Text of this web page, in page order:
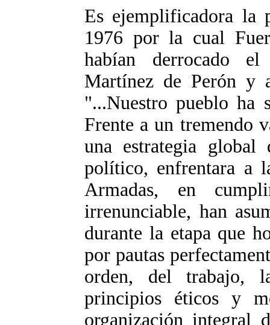
Es ejemplificadora la
1976 por la cual
habían derrocado
Martínez de Perón y
"...Nuestro pueblo ha
Frente a un tremendo
una estrategia
político, enfrentara a
Armadas, en
irrenunciable, han
durante la etapa que
por pautas
orden, del trabajo,
principios éticos y
organización integral